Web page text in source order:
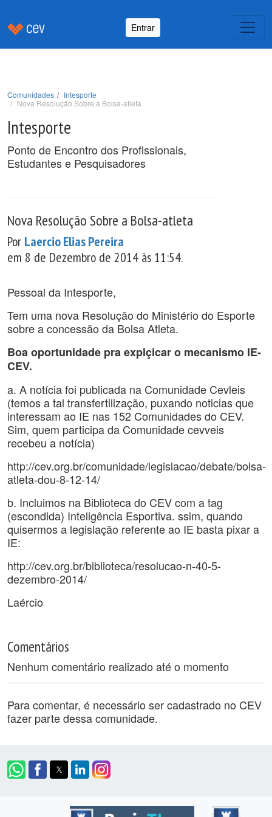
Entrar
Comunidades
Intesporte
Nova Resolução Sobre a Bolsa-atleta
Intesporte
Ponto de Encontro dos Profissionais,
Estudantes e Pesquisadores
Nova Resolução Sobre a Bolsa-atleta
Por Laercio Elias Pereira
em 8 de Dezembro de 2014 às 11:54.
Pessoal da Intesporte,
Tem uma nova Resolução do Ministério do Esporte
sobre a concessão da Bolsa Atleta.
Boa oportunidade pra explçicar o mecanismo IE-
CEV.
a. A notícia foi publicada na Comunidade Cevleis
(temos a tal transfertilização, puxando noticias que
interessam ao IE nas 152 Comunidades do CEV.
Sim, quem participa da Comunidade cevveis
recebeu a notícia)
http://cev.org.br/comunidade/legislacao/debate/bolsa-
atleta-dou-8-12-14/
b. Incluimos na Biblioteca do CEV com a tag
(escondida) Inteligência Esportiva. ssim, quando
quisermos a legislação referente ao IE basta pixar a
IE:
http://cev.org.br/biblioteca/resolucao-n-40-5-
dezembro-2014/
Laércio
Comentários
Nenhum comentário realizado até o momento
Para comentar, é necessário ser cadastrado no CEV
fazer parte dessa comunidade.